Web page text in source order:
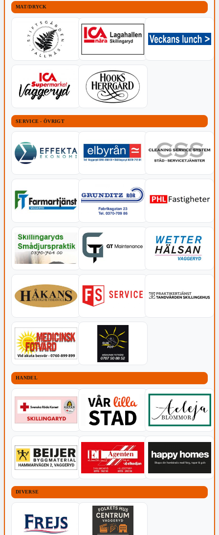
MAT/DRYCK
SERVICE - ÖVRIGT
HANDEL
DIVERSE